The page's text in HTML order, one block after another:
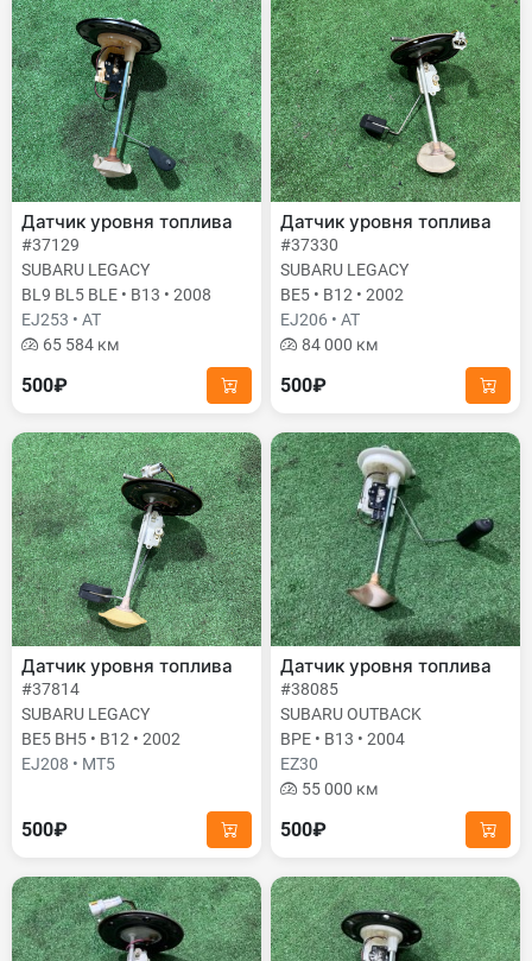
Датчик уровня топлива
#37129
SUBARU LEGACY
BL9 BL5 BLE • B13 • 2008
EJ253 • AT
65 584 км
500₽
Датчик уровня топлива
#37330
SUBARU LEGACY
BE5 • B12 • 2002
EJ206 • AT
84 000 км
500₽
Датчик уровня топлива
#37814
SUBARU LEGACY
BE5 BH5 • B12 • 2002
EJ208 • MT5
500₽
Датчик уровня топлива
#38085
SUBARU OUTBACK
BPE • B13 • 2004
EZ30
55 000 км
500₽